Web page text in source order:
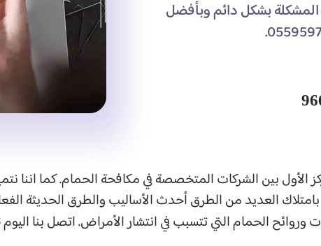
بشكل دائم وبأفضل
الأول بين الشركات المتخصصة في مكافحة الحمام. كما اننا
العديد من الطرق أحدث الأساليب والطرق الحديثة
الحمام التي تتسبب في انتشار الأمراض. اتصل بنا اليوم